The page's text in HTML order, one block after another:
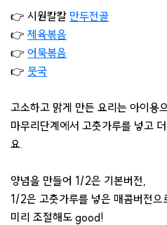
👉 시원칼칼 만두전골
👉 제육볶음
👉 어묵볶음
👉 뭇국
고소하고 맑게 만든 요리는 아이용
마무리단계에서 고춧가루를 넣고
요.
양념을 만들어 1/2은 기본버전,
1/2은 고춧가루를 넣은 매콤버전으
미리 조절해도 good!